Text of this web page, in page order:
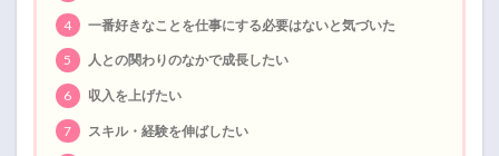
4 一番好きなことを仕事にする必要はないと気づいた
5 人との関わりのなかで成長したい
6 収入を上げたい
7 スキル・経験を伸ばしたい